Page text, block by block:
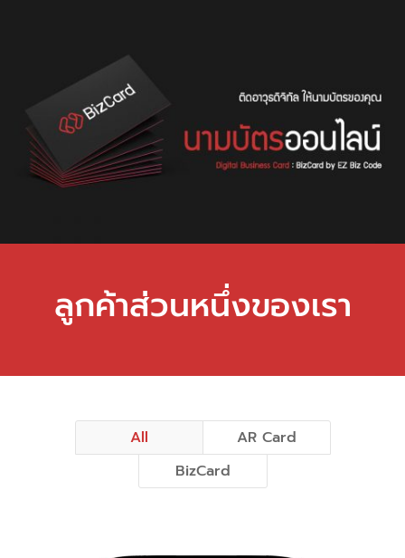
ลูกค้าส่วนหนึ่งของเรา
All
AR Card
BizCard